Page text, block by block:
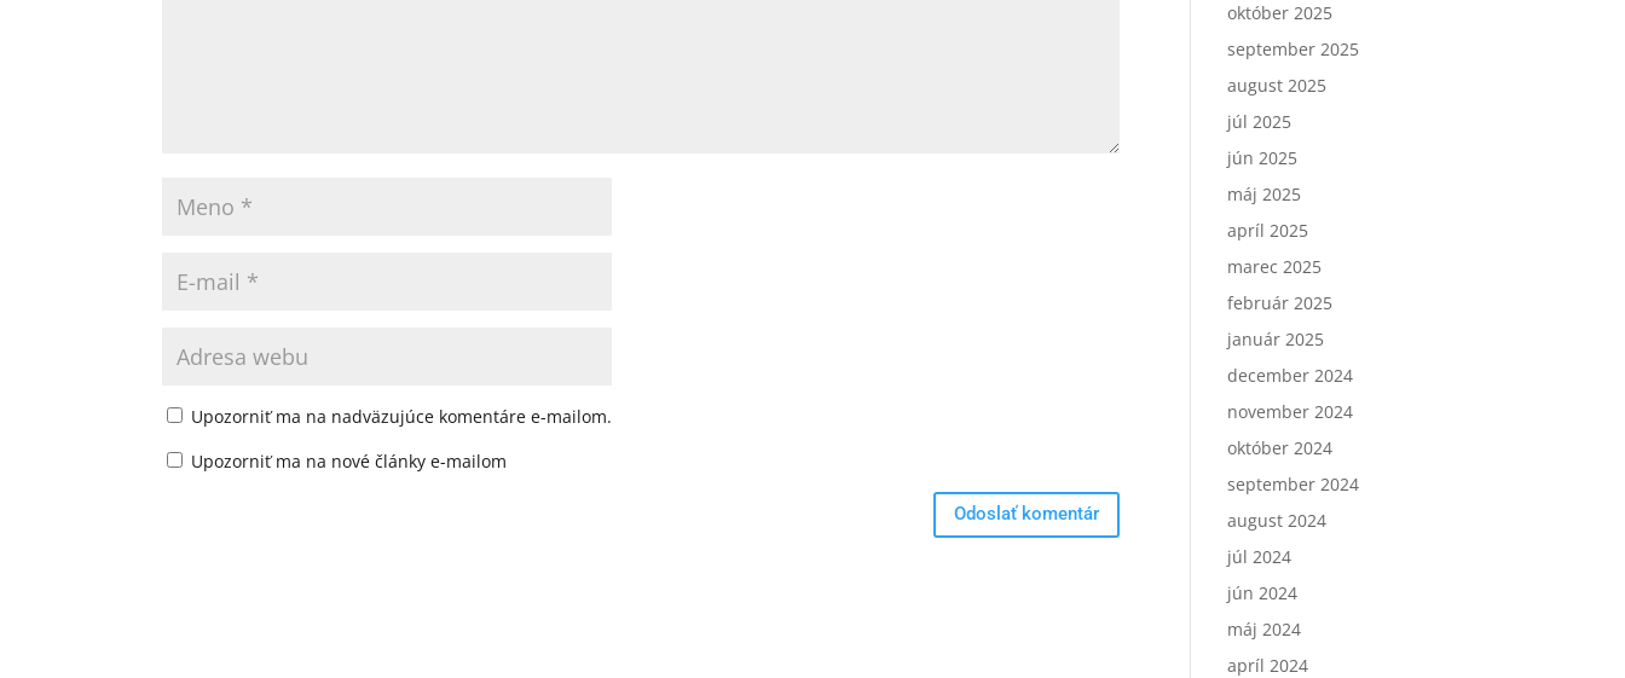
Upozorniť ma na nadväzujúce komentáre e-mailom.
Upozorniť ma na nové články e-mailom
október 2025
september 2025
august 2025
júl 2025
jún 2025
máj 2025
apríl 2025
marec 2025
február 2025
január 2025
december 2024
november 2024
október 2024
september 2024
august 2024
júl 2024
jún 2024
máj 2024
apríl 2024